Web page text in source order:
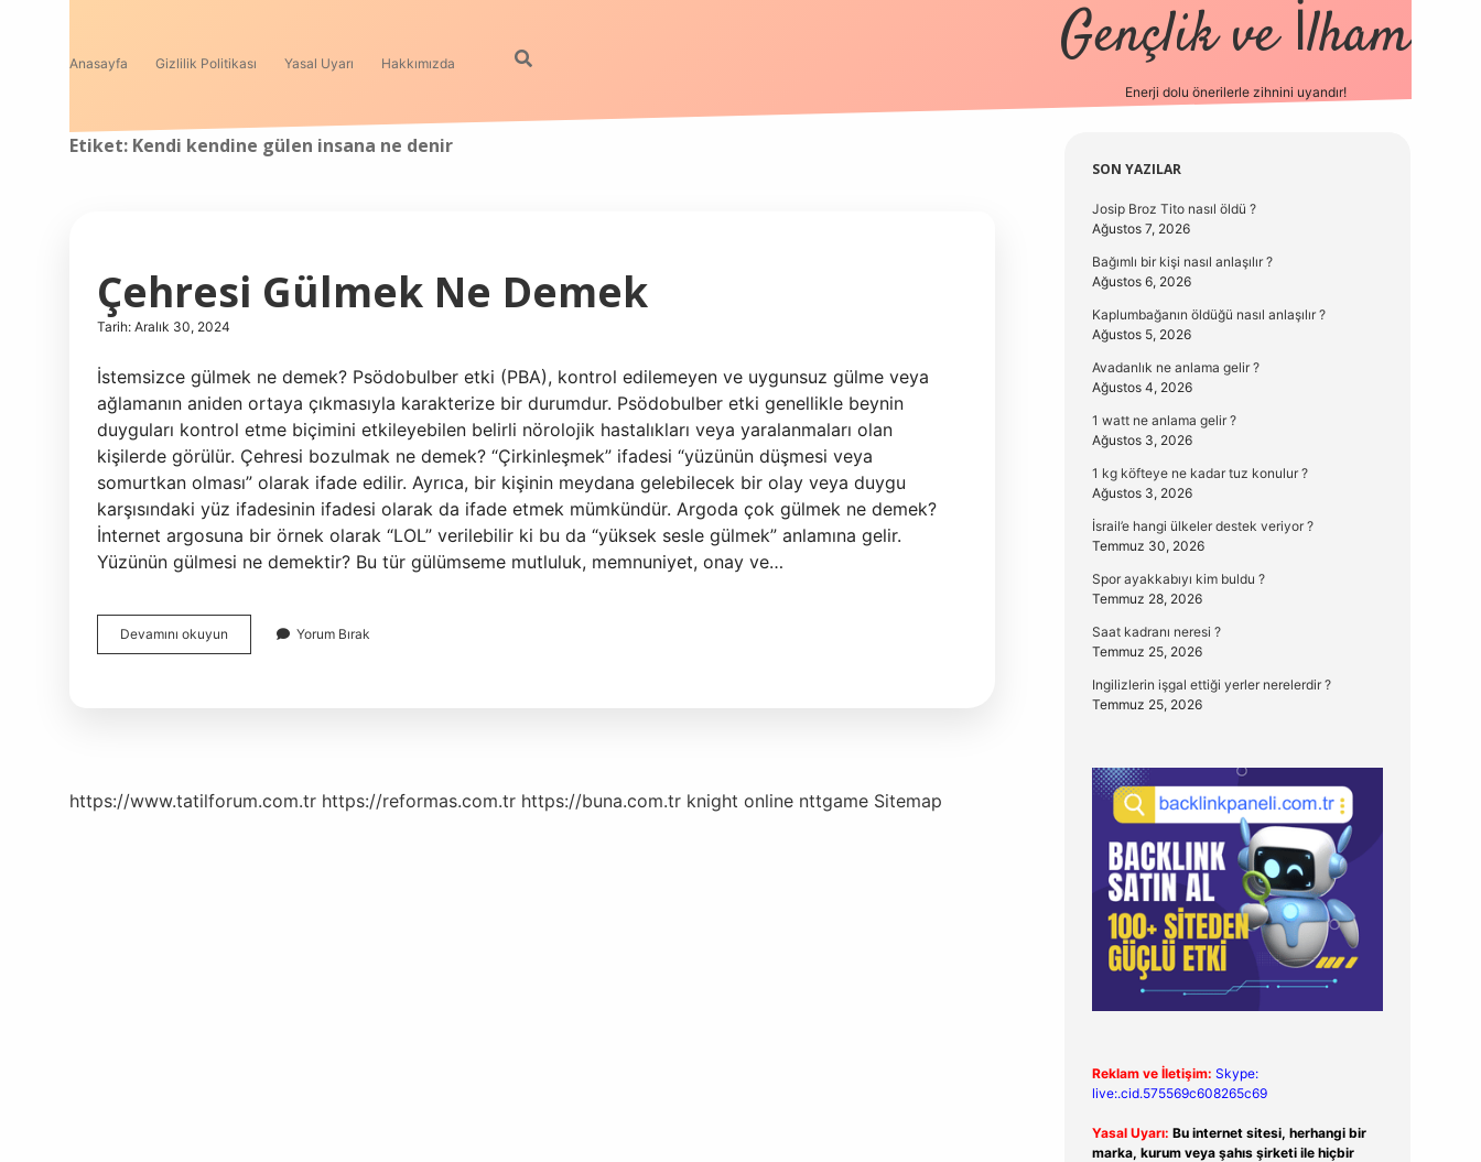
Anasayfa Gizlilik Politikası Yasal Uyarı Hakkımızda Gençlik ve İlham
Enerji dolu önerilerle zihnini uyandır!
Etiket: Kendi kendine gülen insana ne denir
Çehresi Gülmek Ne Demek
Tarih: Aralık 30, 2024
İstemsizce gülmek ne demek? Psödobulber etki (PBA), kontrol edilemeyen ve uygunsuz gülme veya
ağlamanın aniden ortaya çıkmasıyla karakterize bir durumdur. Psödobulber etki genellikle beynin
duyguları kontrol etme biçimini etkileyebilen belirli nörolojik hastalıkları veya yaralanmaları olan
kişilerde görülür. Çehresi bozulmak ne demek? “Çirkinleşmek” ifadesi “yüzünün düşmesi veya
somurtkan olması” olarak ifade edilir. Ayrıca, bir kişinin meydana gelebilecek bir olay veya duygu
karşısındaki yüz ifadesinin ifadesi olarak da ifade etmek mümkündür. Argoda çok gülmek ne demek?
İnternet argosuna bir örnek olarak “LOL” verilebilir ki bu da “yüksek sesle gülmek” anlamına gelir.
Yüzünün gülmesi ne demektir? Bu tür gülümseme mutluluk, memnuniyet, onay ve…
Devamını okuyun
Gülmek
Yorum Bırak
https://www.tatilforum.com.tr https://reformas.com.tr https://buna.com.tr knight online nttgame Sitemap
Sidebar
SON YAZILAR
Josip Broz Tito nasıl öldü ?
Ağustos 7, 2026
Bağımlı bir kişi nasıl anlaşılır ?
Ağustos 6, 2026
Kaplumbağanın öldüğü nasıl anlaşılır ?
Ağustos 5, 2026
Avadanlık ne anlama gelir ?
Ağustos 4, 2026
1 watt ne anlama gelir ?
Ağustos 3, 2026
1 kg köfteye ne kadar tuz konulur ?
Ağustos 3, 2026
İsrail’e hangi ülkeler destek veriyor ?
Temmuz 30, 2026
Spor ayakkabıyı kim buldu ?
Temmuz 28, 2026
Saat kadranı neresi ?
Temmuz 25, 2026
Ingilizlerin işgal ettiği yerler nerelerdir ?
Temmuz 25, 2026
Reklam ve İletişim: Skype:
live:.cid.575569c608265c69
Yasal Uyarı: Bu internet sitesi, herhangi bir
marka, kurum veya şahıs şirketi ile hiçbir